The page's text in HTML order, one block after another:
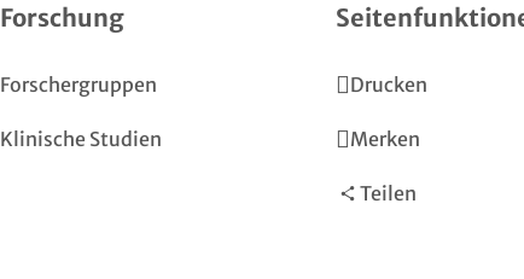
Forschung
Forschergruppen
Klinische Studien
Drucken
Merken
Teilen